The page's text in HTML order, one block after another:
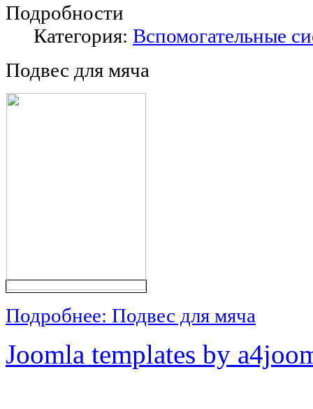
Подробности
Категория: Вспомогательные
Подвес для мяча
Подробнее: Подвес для мяча
Joomla templates by